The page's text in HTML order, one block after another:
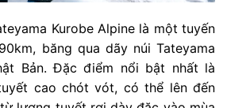
Kurobe Alpine là một tuyến
băng qua dãy núi Tateyama
Bản. Đặc điểm nổi bật nhất là
cao chót vót, có thể lên đến